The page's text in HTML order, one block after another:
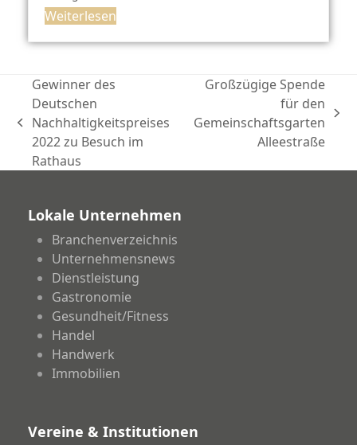
Weiterlesen
vorheriger
Beitrag:
Gewinner des
Deutschen
Nachhaltigkeitspreises
2022 zu Besuch im
Rathaus
Nächster
Großzügige Spende
für den
Gemeinschaftsgarten
Alleestraße
Lokale Unternehmen
Branchenverzeichnis
Unternehmensnews
Dienstleistung
Gastronomie
Gesundheit/Fitness
Handel
Handwerk
Immobilien
Vereine & Institutionen